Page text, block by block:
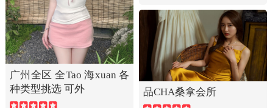
广州全区 全Tao 海xuan 各
种类型挑选 可外
品CHA桑拿会所